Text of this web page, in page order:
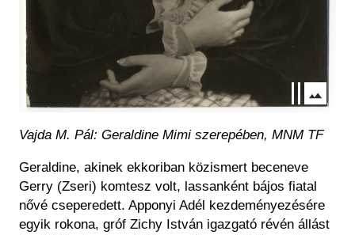
Vajda M. Pál: Geraldine Mimi szerepében, MNM TF
Geraldine, akinek ekkoriban közismert beceneve
Gerry (Zseri) komtesz volt, lassanként bájos fiatal
nővé cseperedett. Apponyi Adél kezdeményezésére
egyik rokona, gróf Zichy István igazgató révén állást